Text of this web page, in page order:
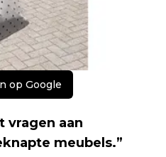
op Google
vragen aan
meubels.”